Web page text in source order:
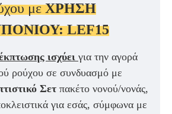
μεΧΡΗΣΗ
LEF15
ισχύει για την αγορά
ρούχου σε συνδυασμό με
Σετ πακέτο νονού/νονάς,
για εσάς, σύμφωνα με